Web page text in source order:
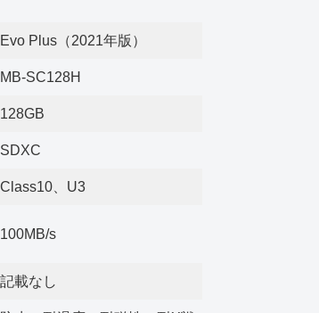
Evo Plus（2021年版）
MB-SC128H
128GB
SDXC
Class10、U3
100MB/s
記載なし